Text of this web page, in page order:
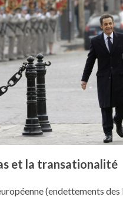
et la transationalité
(endettements